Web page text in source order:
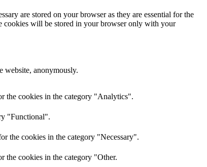
are stored on your browser as they are essential for the
cookies will be stored in your browser only with your
website, anonymously.
the cookies in the category "Analytics".
"Functional".
the cookies in the category "Necessary".
the cookies in the category "Other.